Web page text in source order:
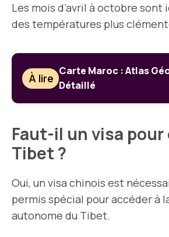
Les mois d’avril à octobre sont
des températures plus
À lire
Carte Maroc : Atlas
Détaillé
Faut-il un visa
Tibet ?
Oui, un visa chinois est
permis spécial pour accéder à
autonome du Tibet.